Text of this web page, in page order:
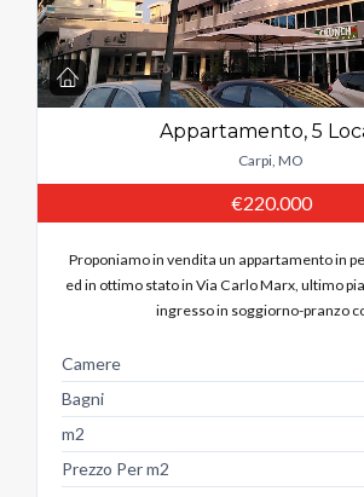
Appartamento, 5
Carpi, MO
€220.000
Proponiamo in vendita un appartamento in
ed in ottimo stato in Via Carlo Marx, ultimo
ingresso in soggiorno-pranzo
Camere
Bagni
m2
Prezzo Per m2